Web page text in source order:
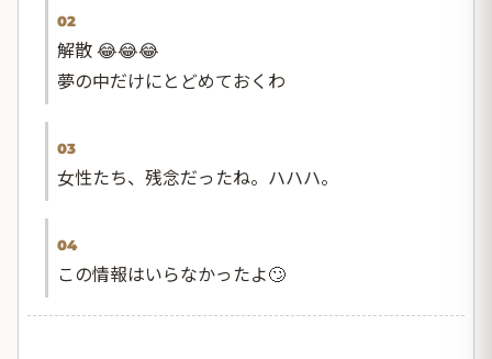
02
解散 😂😂😂
夢の中だけにとどめておくわ
03
女性たち、残念だったね。ハハハ。
04
この情報はいらなかったよ🙄